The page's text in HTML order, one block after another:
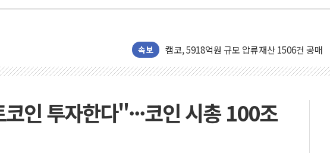
속보
전남광주 구례 산불 32분 만에 주불 진화...인
[시승기] 공간·승차감 잡은 볼보 EX90…'올 터
가오픈한 홈플러스
[종합] 청도 흥선리 야산 산불 1시간36분만에
한미 법카 제보자 "신동국과 무관…자료는 전
인 투자한다"···코인 시총 100조